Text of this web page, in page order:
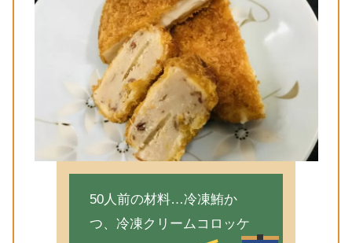
50人前の材料…冷凍鮪か
つ、冷凍クリームコロッケ